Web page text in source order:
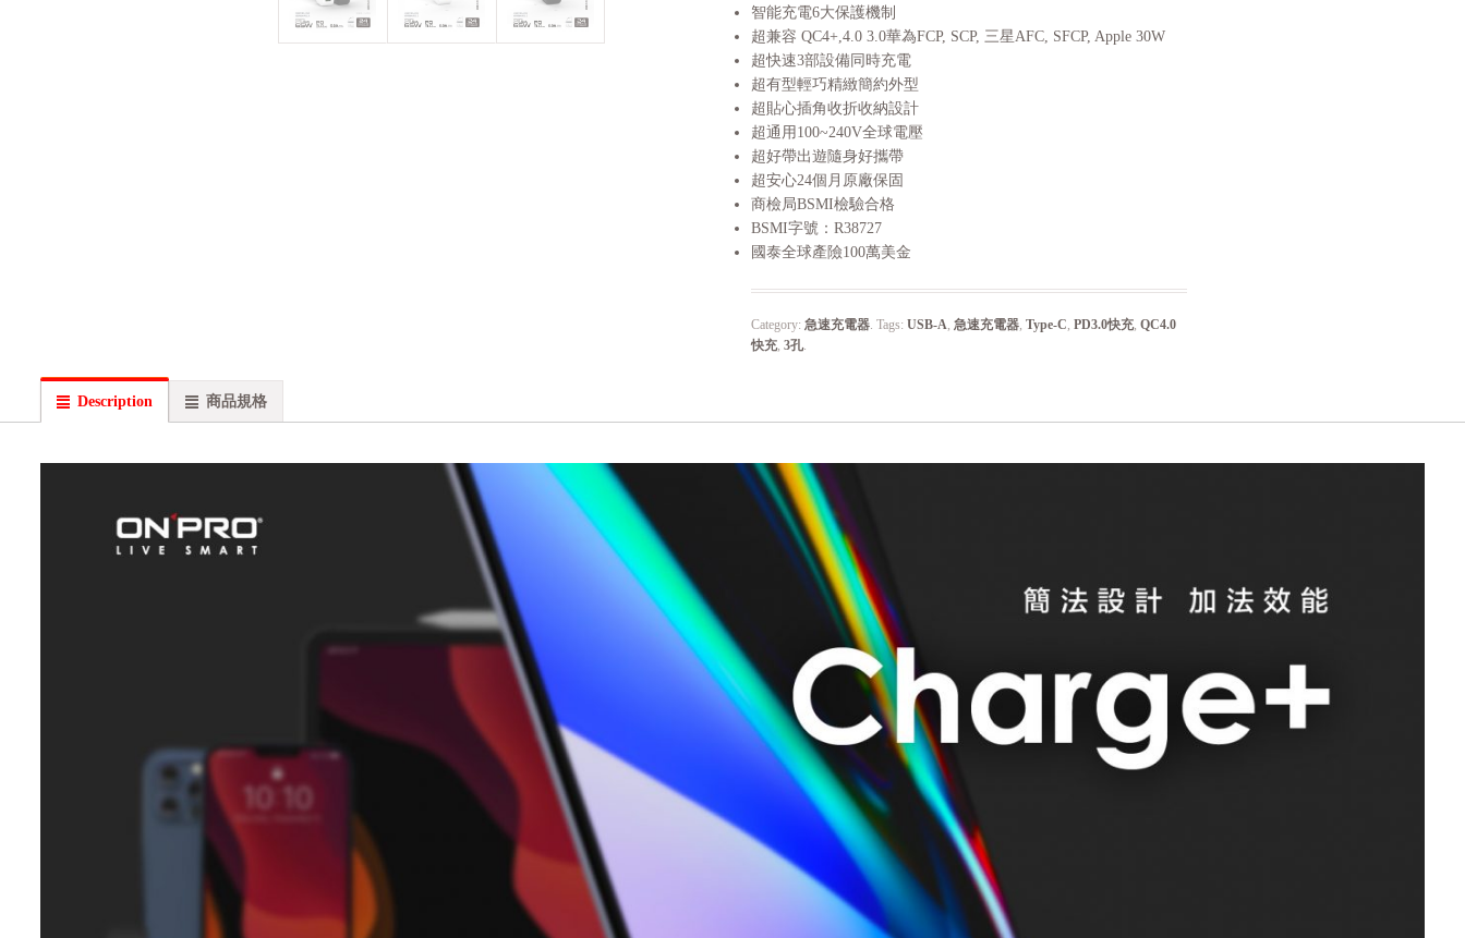
智能充電6大保護機制
超兼容 QC4+,4.0 3.0華為FCP, SCP, 三星AFC, SFCP, Apple 30W
超快速3部設備同時充電
超有型輕巧精緻簡約外型
超貼心插角收折收納設計
超通用100~240V全球電壓
超好帶出遊隨身好攜帶
超安心24個月原廠保固
商檢局BSMI檢驗合格
BSMI字號：R38727
國泰全球產險100萬美金
Category: 急速充電器 Tags: USB-A 急速充電器 Type-C PD3.0快充, QC4.0
快充, 3孔.
Description 商品規格